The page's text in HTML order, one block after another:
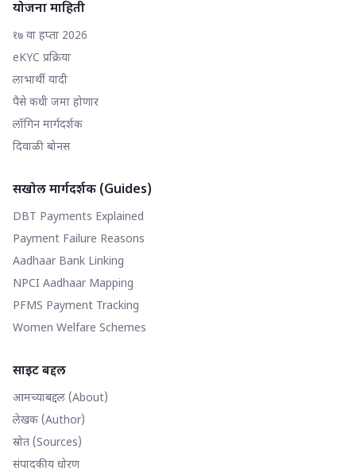
योजना माहिती
१७ वा हप्ता 2026
eKYC प्रक्रिया
लाभार्थी यादी
पैसे कधी जमा होणार
लॉगिन मार्गदर्शक
दिवाळी बोनस
सखोल मार्गदर्शक (Guides)
DBT Payments Explained
Payment Failure Reasons
Aadhaar Bank Linking
NPCI Aadhaar Mapping
PFMS Payment Tracking
Women Welfare Schemes
साइट बद्दल
आमच्याबद्दल (About)
लेखक (Author)
स्रोत (Sources)
संपादकीय धोरण